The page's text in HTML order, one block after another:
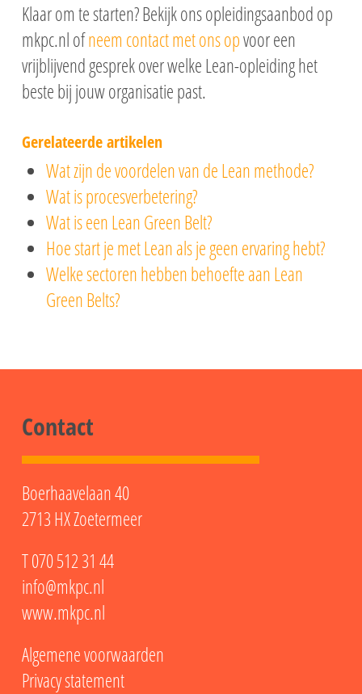
Klaar om te starten? Bekijk ons opleidingsaanbod op
mkpc.nl ofneem contact met ons opvoor een
vrijblijvend gesprek over welke Lean-opleiding het
beste bij jouw organisatie past.
Gerelateerde artikelen
Wat zijn de voordelen van de Lean methode?
Wat is procesverbetering?
Wat is een Lean Green Belt?
Hoe start je met Lean als je geen ervaring hebt?
Welke sectoren hebben behoefte aan Lean
Green Belts?
Contact
Boerhaavelaan 40
2713 HX Zoetermeer
T070 512 31 44
info@mkpc.nl
www.mkpc.nl
Algemene voorwaarden
Privacy statement